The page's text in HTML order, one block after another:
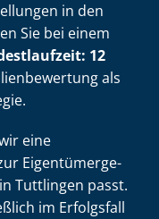
in den
Sie bei einem
12
als
eine
Ei­gen­tü­mer­ge­
Tuttlingen passt.
im Erfolgsfall